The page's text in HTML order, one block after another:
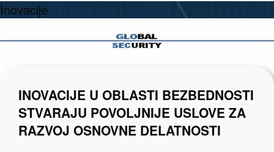
Inovacije
INOVACIJE U OBLASTI BEZBEDNOSTI
STVARAJU POVOLJNIJE USLOVE ZA
RAZVOJ OSNOVNE DELATNOSTI